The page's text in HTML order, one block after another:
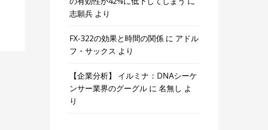
志願兵 より
FX-322の効果と時間の関係 に アドル
フ・サックス より
【企業分析】 イルミナ：DNAシーケ
ンサー業界のグーグル に名無し よ
り